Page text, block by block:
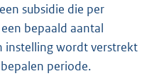
subsidie die per
bepaald aantal
instelling wordt verstrekt
periode.